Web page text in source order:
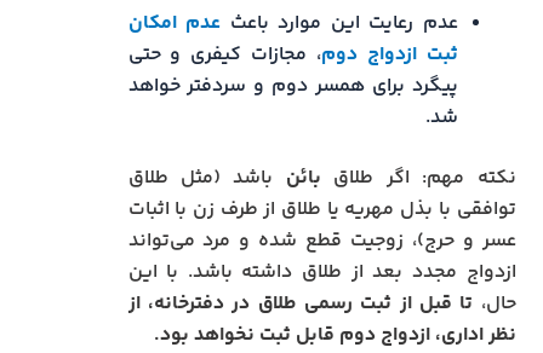
عدم رعایت این موارد باعث عدم امکان
ثبت ازدواج دوم، مجازات کیفری و حتی
پیگرد برای همسر دوم و سردفتر خواهد
شد.
نکته مهم: اگر طلاق بائن باشد (مثل طلاق
توافقی با بذل مهریه یا طلاق از طرف زن با اثبات
عسر و حرج)، زوجیت قطع شده و مرد می‌تواند
ازدواج مجدد بعد از طلاق داشته باشد. با این
حال، تا قبل از ثبت رسمی طلاق در دفترخانه، از
نظر اداری، ازدواج دوم قابل ثبت نخواهد بود.